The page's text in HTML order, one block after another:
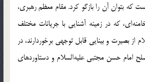
که بتوان آن را بازگو کرد. مقام معظم رهبری،
که در زمینه آشنایی با جریانات مختلف
بصیرت و بینایی قابل توجهی برخوردارند، در
امام حسن مجتبی علیه‌السلام و دستاوردهای